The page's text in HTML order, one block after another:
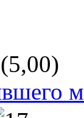
(5,00)